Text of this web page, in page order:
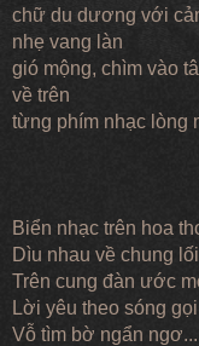
chữ du dương với
nhẹ vang làn
gió mộng, chìm vào
về trên
từng phím nhạc lòng
Biển nhạc trên hoa
Dìu nhau về chung lối
Trên cung đàn ước
Lời yêu theo sóng gọi
Vỗ tìm bờ ngẩn ngơ...